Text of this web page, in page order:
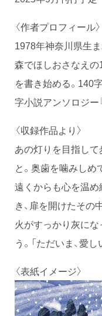
〈作者プロフィール〉
1978年神奈川県生
森でほしおさなえの
を書き始める。140
字小説アンソロジー
〈収録作品より〉
あの灯りを目指し
と。奥歯を噛みしめ
遠くからも心を温め
き、扉を開けたその
火がすっかり灰にな
う。「ただいま、愛し
〈表紙イメージ〉